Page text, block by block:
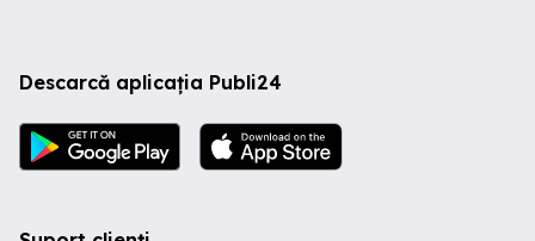
Descarcă aplicația Publi24